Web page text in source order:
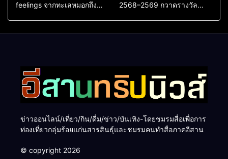
feelings จากทะเลหมอกถึง
2568–2569 กวาดรางวัล
ข่าวออนไลน์/เที่ยว/กิน/ดื่ม/ข่าว/บันเทิง-โดยชมรมสื่อเพื่อการ
ท่องเที่ยวกลุ่มร้อยแก่นสารสินธุ์และชมรมคนทำสื่อภาคอีสาน
© copyright 2026